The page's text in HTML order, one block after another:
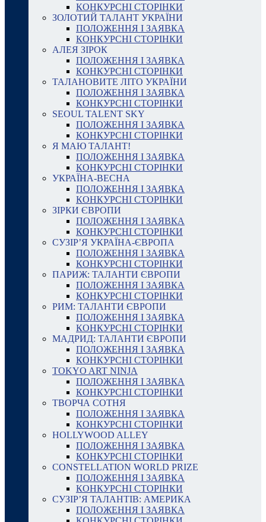
КОНКУРСНІ СТОРІНКИ
ЗОЛОТИЙ ТАЛАНТ УКРАЇНИ
ПОЛОЖЕННЯ І ЗАЯВКА
КОНКУРСНІ СТОРІНКИ
АЛЕЯ ЗІРОК
ПОЛОЖЕННЯ І ЗАЯВКА
КОНКУРСНІ СТОРІНКИ
ТАЛАНОВИТЕ ЛІТО УКРАЇНИ
ПОЛОЖЕННЯ І ЗАЯВКА
КОНКУРСНІ СТОРІНКИ
SEOUL TALENT SKY
ПОЛОЖЕННЯ І ЗАЯВКА
КОНКУРСНІ СТОРІНКИ
Я МАЮ ТАЛАНТ!
ПОЛОЖЕННЯ І ЗАЯВКА
КОНКУРСНІ СТОРІНКИ
УКРАЇНА-ВЕСНА
ПОЛОЖЕННЯ І ЗАЯВКА
КОНКУРСНІ СТОРІНКИ
ЗІРКИ ЄВРОПИ
ПОЛОЖЕННЯ І ЗАЯВКА
КОНКУРСНІ СТОРІНКИ
СУЗІР’Я УКРАЇНА-ЄВРОПА
ПОЛОЖЕННЯ І ЗАЯВКА
КОНКУРСНІ СТОРІНКИ
ПАРИЖ: ТАЛАНТИ ЄВРОПИ
ПОЛОЖЕННЯ І ЗАЯВКА
КОНКУРСНІ СТОРІНКИ
РИМ: ТАЛАНТИ ЄВРОПИ
ПОЛОЖЕННЯ І ЗАЯВКА
КОНКУРСНІ СТОРІНКИ
МАДРИД: ТАЛАНТИ ЄВРОПИ
ПОЛОЖЕННЯ І ЗАЯВКА
КОНКУРСНІ СТОРІНКИ
TOKYO ART NINJA
ПОЛОЖЕННЯ І ЗАЯВКА
КОНКУРСНІ СТОРІНКИ
ТВОРЧА СОТНЯ
ПОЛОЖЕННЯ І ЗАЯВКА
КОНКУРСНІ СТОРІНКИ
HOLLYWOOD ALLEY
ПОЛОЖЕННЯ І ЗАЯВКА
КОНКУРСНІ СТОРІНКИ
CONSTELLATION WORLD PRIZE
ПОЛОЖЕННЯ І ЗАЯВКА
КОНКУРСНІ СТОРІНКИ
СУЗІР’Я ТАЛАНТІВ: АМЕРИКА
ПОЛОЖЕННЯ І ЗАЯВКА